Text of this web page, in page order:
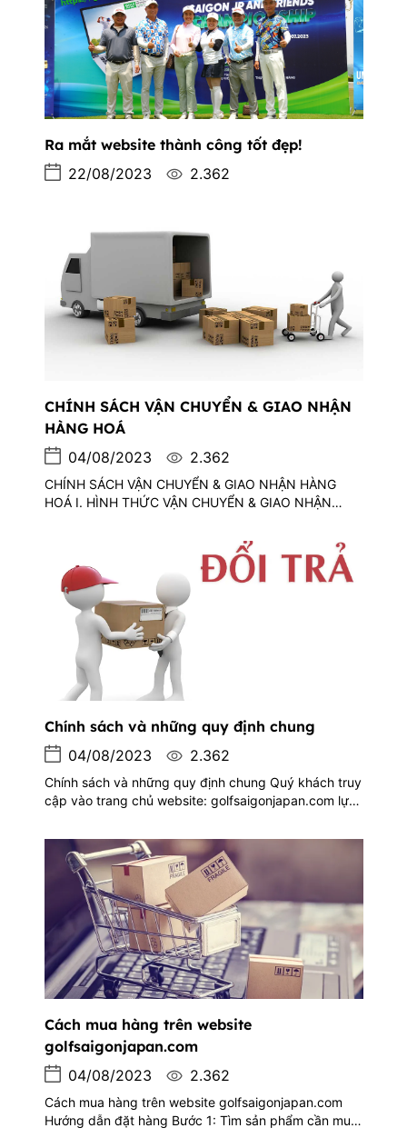
Ra mắt website thành công tốt đẹp!
22/08/2023
2.362
CHÍNH SÁCH VẬN CHUYỂN & GIAO NHẬN
HÀNG HOÁ
04/08/2023
2.362
CHÍNH SÁCH VẬN CHUYỂN & GIAO NHẬN HÀNG
HOÁ I. HÌNH THỨC VẬN CHUYỂN & GIAO NHẬN
khách có thể lựa chọn một trong các hình thức vận
chuyển và giao hàng tận tay khách hàng.
Golfsaigonjapan giao hàng cho khách hàng thông
qua các nhà cung cấp dịch vụ chuyển phát.
Chính sách và những quy định chung
04/08/2023
2.362
Chính sách và những quy định chung Quý khách truy
cập vào trang chủ website: golfsaigonjapan.com lựa
có thể tham khảo hướng dẫn mua hàng qua website
nếu chưa biết cách mua hàng.
Cách mua hàng trên website
golfsaigonjapan.com
04/08/2023
2.362
Cách mua hàng trên website golfsaigonjapan.com
Hướng dẫn đặt hàng Bước 1: Tìm sản phẩm cần mua